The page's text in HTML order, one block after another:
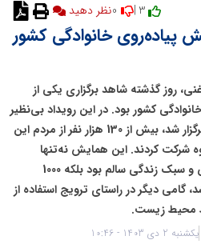
3 |
پیاده‌روی خانوادگی کشور
روز گذشته شاهد برگزاری یکی از
کشور بود. در این رویداد بی‌نظیر
که در بزرگراه شهید رئیسی شیراز برگزار شد، بیش از 130 هزار نفر از مردم این
کردند. این همایش نه‌تنها
فرصتی برای ترویج فرهنگ ورزش و سبک زندگی سالم بود بلکه 1000
دیگر در راستای ترویج استفاده از
محیط زیست.
یکشنبه 2 دی 1403 - 10:46